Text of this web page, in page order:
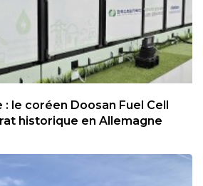
le coréen Doosan Fuel Cell
historique en Allemagne